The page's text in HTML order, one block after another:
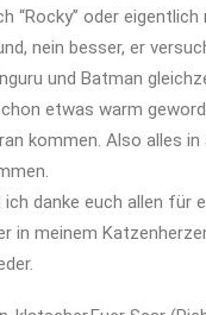
“Rocky” oder
nein besser, er
und Batman
etwas warm
kommen. Also alles in
danke euch allen für
in meinem